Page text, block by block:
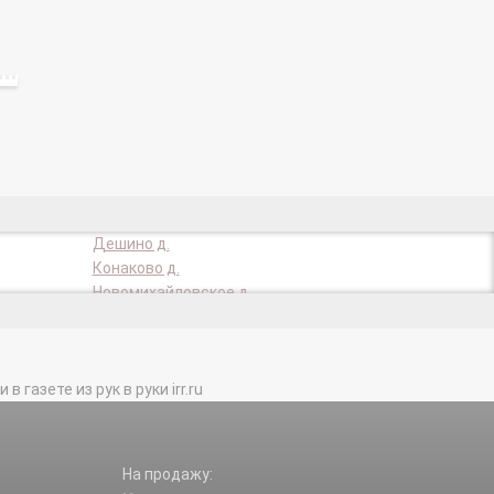
Дешино д.
Конаково д.
Новомихайловское д.
газете из рук в руки irr.ru
На продажу: